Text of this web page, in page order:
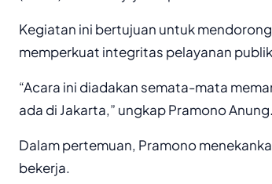
Kegiatan ini bertujuan untuk
memperkuat integritas pelayanan
“Acara ini diadakan semata-mata
ada di Jakarta,” ungkap Pramono Anung.
Dalam pertemuan, Pramono
bekerja.